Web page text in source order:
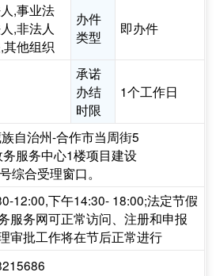
,事业法
,非法人
他组织
办件
类型
即办件
承诺
办结
时限
1个工作日
自治州-合作市当周街5
服务中心1楼项目建设
综合受理窗口。
12:00,下午14:30- 18:00;法定节假
服务网可正常访问、注册和申报
审批工作将在节后正常进行